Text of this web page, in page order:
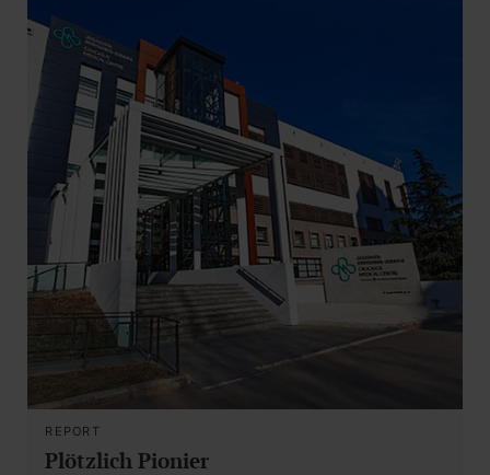
REPORT
Plötzlich Pionier